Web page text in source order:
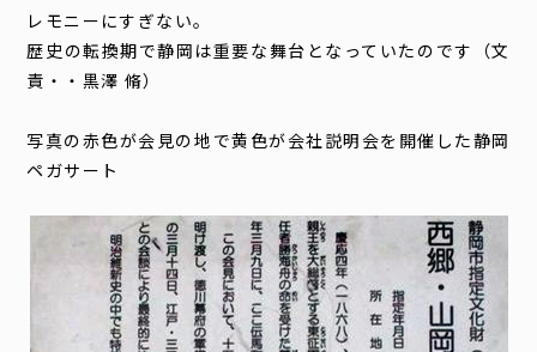
レモニーにすぎない。
歴史の転換期で静岡は重要な舞台となっていたのです（文
責・・黒澤 脩）
写真の赤色が会見の地で黄色が会社説明会を開催した静岡
ペガサート